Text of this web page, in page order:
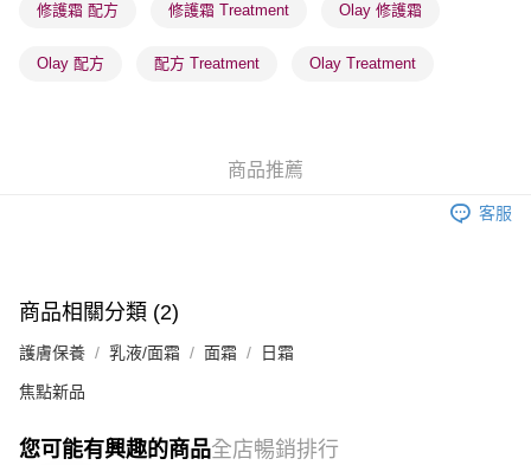
物流公司進行物流配送
取。逾期會取消訂單，並不會安排重寄
每筆HK$20.00，滿HK$100.00或以上免運費
澳門地區配送 - 確認發貨後1-4個工作天送達
修護霜 配方 修護霜 Treatment Olay 修護霜
Olay 配方 配方 Treatment Olay Treatment
商品推薦
客服
商品相關分類 (2)
護膚保養 乳液/面霜 面霜 日霜
焦點新品
您可能有興趣的商品全店暢銷排行